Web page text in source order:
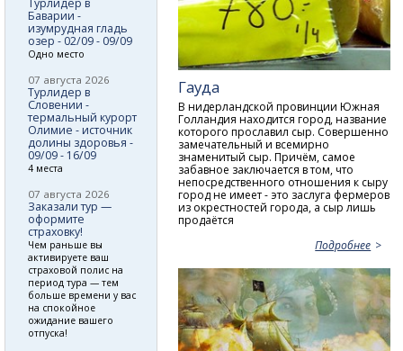
Гауда
В нидерландской провинции Южная
Голландия находится город, название
которого прославил сыр. Совершенно
замечательный и всемирно
знаменитый сыр. Причём, самое
забавное заключается в том, что
непосредственного отношения к сыру
город не имеет - это заслуга фермеров
из окрестностей города, а сыр лишь
продаётся
Подробнее
Турлидер в
Баварии -
изумрудная гладь
озер - 02/09 - 09/09
Одно место
07 августа 2026
Турлидер в
Словении -
термальный курорт
Олимие - источник
долины здоровья -
09/09 - 16/09
4 места
07 августа 2026
Заказали тур —
оформите
страховку!
Чем раньше вы
активируете ваш
страховой полис на
период тура — тем
больше времени у вас
на спокойное
ожидание вашего
отпуска!